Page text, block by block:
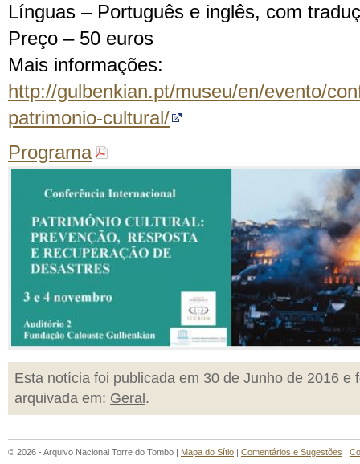
Línguas – Português e inglês, com
Preço – 50 euros
Mais informações:
http://gulbenkian.pt/museu/en/evento/
patrimonio-cultural/
Programa
Esta notícia foi publicada em 30 de Junho de 2016 e
arquivada em: Geral .
© 2026 - Arquivo Nacional Torre do Tombo | Mapa do Sítio | Comentários e Sugestões |